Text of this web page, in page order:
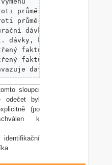
průměrné spotřebě
průměrné spotřebě
dávky, který má nový
dávky, kde datum
fakturační poznámkou v
fakturační
datumem odečtu na
sloupci
odečet byl
(po
k